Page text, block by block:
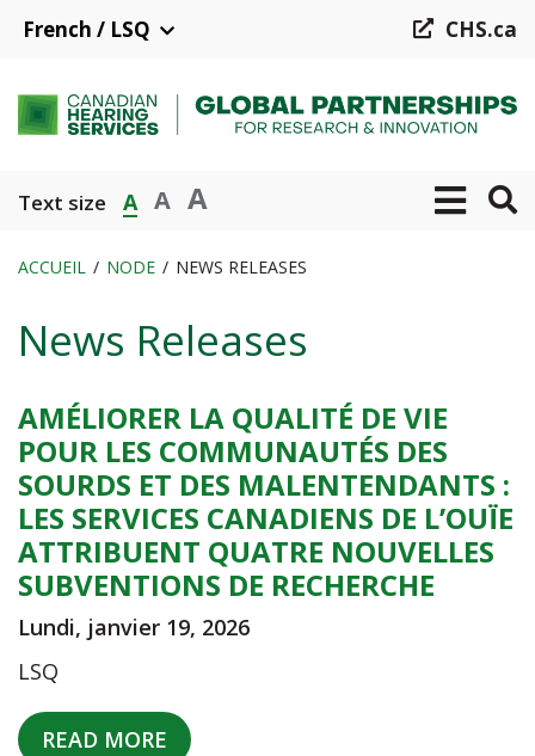
principal
French / LSQ CHS.ca
Text size A A A
d'Ariane
ACCUEIL NODE NEWS RELEASES
News Releases
AMÉLIORER LA QUALITÉ DE VIE
POUR LES COMMUNAUTÉS DES
SOURDS ET DES MALENTENDANTS :
LES SERVICES CANADIENS DE L’OUÏE
ATTRIBUENT QUATRE NOUVELLES
SUBVENTIONS DE RECHERCHE
Lundi, janvier 19, 2026
LSQ
READ MORE